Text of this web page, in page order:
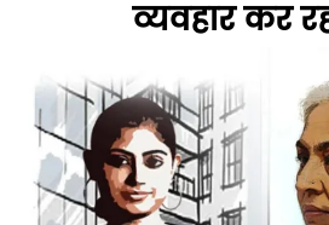
व्यवहार कर